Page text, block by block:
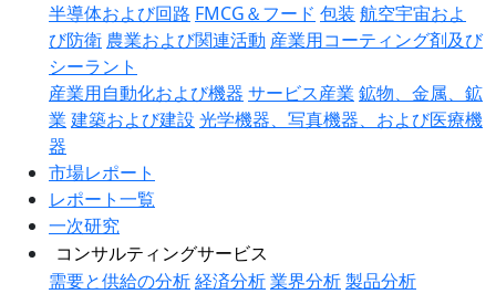
半導体および回路 FMCG＆フード 包装 航空宇宙およ
び防衛 農業および関連活動 産業用コーティング剤及び
シーラント
産業用自動化および機器 サービス産業 鉱物、金属、鉱
業 建築および建設 光学機器、写真機器、および医療機
器
市場レポート
レポート一覧
一次研究
コンサルティングサービス
需要と供給の分析経済分析業界分析製品分析